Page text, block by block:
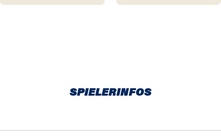
SPIELERINFOS